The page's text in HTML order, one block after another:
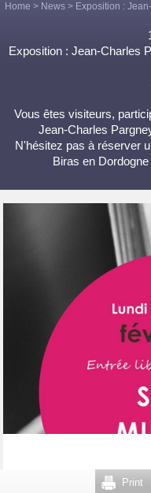
Home > News> Exposition :
Exposition : Jean-Charles
Vous êtes visiteurs,
Jean-Charles
N'hésitez pas à réserver
Biras en
Print